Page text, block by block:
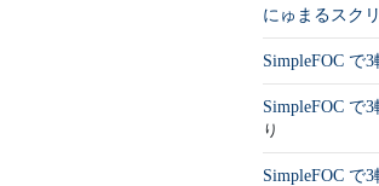
にゅまるスクリ
SimpleFOC で
SimpleFOC で
り
SimpleFOC で